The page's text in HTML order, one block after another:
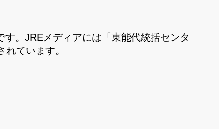
。JREメディアには「東能代統括センタ
ています。